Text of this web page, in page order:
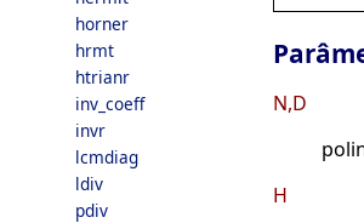
horner
hrmt
htrianr
inv_coeff
invr
lcmdiag
ldiv
pdiv
N,D
H